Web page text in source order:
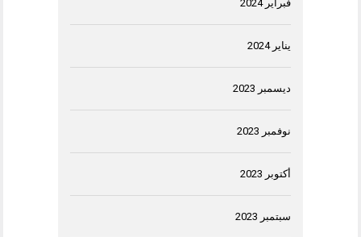
فبراير 2024
يناير 2024
ديسمبر 2023
نوفمبر 2023
أكتوبر 2023
سبتمبر 2023